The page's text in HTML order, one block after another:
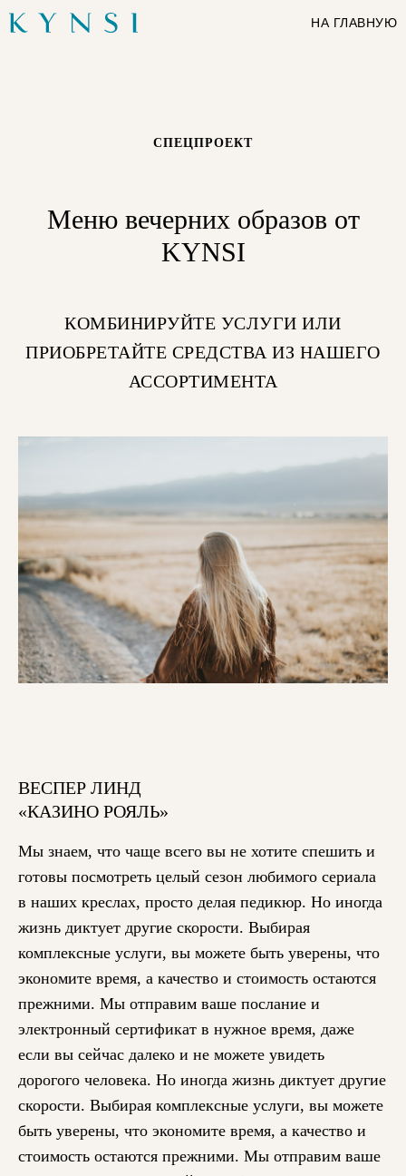
НА ГЛАВНУЮ
СПЕЦПРОЕКТ
Меню вечерних образов от
KYNSI
КОМБИНИРУЙТЕ УСЛУГИ ИЛИ
ПРИОБРЕТАЙТЕ СРЕДСТВА ИЗ НАШЕГО
АССОРТИМЕНТА
ВЕСПЕР ЛИНД
«КАЗИНО РОЯЛЬ»
Мы знаем, что чаще всего вы не хотите спешить и
готовы посмотреть целый сезон любимого сериала
в наших креслах, просто делая педикюр. Но иногда
жизнь диктует другие скорости. Выбирая
комплексные услуги, вы можете быть уверены, что
экономите время, а качество и стоимость остаются
прежними. Мы отправим ваше послание и
электронный сертификат в нужное время, даже
если вы сейчас далеко и не можете увидеть
дорогого человека. Но иногда жизнь диктует другие
скорости. Выбирая комплексные услуги, вы можете
быть уверены, что экономите время, а качество и
стоимость остаются прежними. Мы отправим ваше